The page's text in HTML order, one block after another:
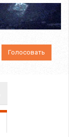
Голосовать